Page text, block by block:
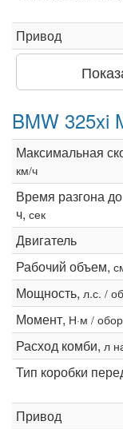
Привод
BMW 325xi
Максимальная
км/ч
Время разгона
ч, сек
Двигатель
Рабочий объем,
Мощность, л.с. /
Момент, Н·м /
Расход комби, л
Тип коробки
Привод